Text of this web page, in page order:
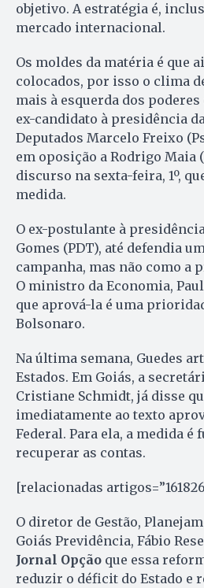
objetivo. A estratégia é,
mercado internacional.
Os moldes da matéria é que
colocados, por isso o clima
mais à esquerda dos
ex-candidato à presidência
Deputados Marcelo Freixo
em oposição a Rodrigo Maia
discurso na sexta-feira, 1º,
medida.
O ex-postulante à
Gomes (PDT), até defendia
campanha, mas não como a
O ministro da Economia,
que aprová-la é uma
Bolsonaro.
Na última semana, Guedes
Estados. Em Goiás, a
Cristiane Schmidt, já disse
imediatamente ao texto
Federal. Para ela, a medida é
recuperar as contas.
[relacionadas
O diretor de Gestão,
Goiás Previdência, Fábio
Jornal Opção que essa
reduzir o déficit do Estado e